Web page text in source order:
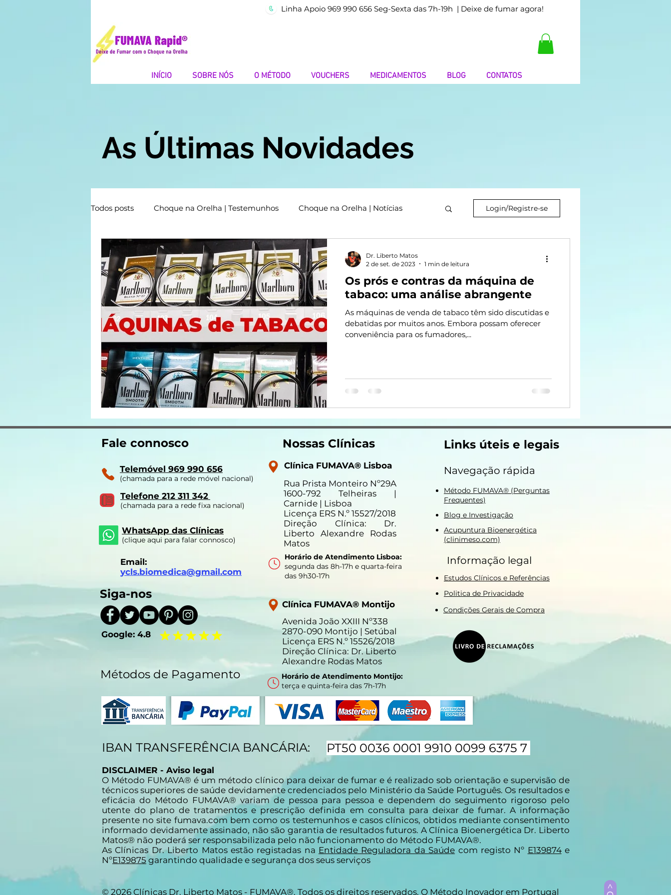
| Deixe de fumar agora!
Linha Apoio 969 990 656 Seg-Sexta das 7h-19h
INÍCIO SOBRE NÓS O MÉTODO VOUCHERS MEDICAMENTOS BLOG CONTATOS
As Últimas Novidades
Todos posts Choque na Orelha | Testemunhos Choque na Orelha | Notícias Login/Registre-se
Os prós e contras da máquina de
tabaco: uma análise abrangente
As máquinas de venda de tabaco têm sido discutidas e
debatidas por muitos anos. Embora possam oferecer
conveniência para os fumadores,...
Dr. Liberto Matos
2 de set. de 2023
1 min de leitura
Fale connosco
Telemóvel 969 990 656
(chamada para a rede móvel nacional)
Telefone 212 311 342
(chamada para a rede fixa nacional)
WhatsApp das Clínicas
(clique aqui para falar connosco)
Email:
ycls.biomedica@gmail.com
Siga-nos
Clínica FUMAVA® Lisboa
Rua Prista Monteiro Nº29A
1600-792 Telheiras |
Carnide | Lisboa
Licença ERS N.º 15527/2018
Direção Clínica: Dr.
Liberto Alexandre Rodas
Matos
Horário de Atendimento Lisboa:
segunda das 8h-17h e quarta-feira
das 9h30-17h
Clínica FUMAVA® Montijo
Avenida João XXIII Nº338
2870-090 Montijo | Setúbal
Licença ERS N.º 15526/2018
Direção Clínica: Dr. Liberto
Alexandre Rodas Matos
Horário de Atendimento Montijo:
terça e quinta-feira das 7h-17h
Google: 4.8
Nossas Clínicas
Métodos de Pagamento
Links úteis e legais
Navegação rápida
Método FUMAVA® (Perguntas
Frequentes)
Blog e Investigação
Acupuntura Bioenergética
(clinimeso.com)
Informação legal
Estudos Clínicos e Referências
Politica de Privacidade
Condições Gerais de Compra
IBAN TRANSFERÊNCIA BANCÁRIA: PT50 0036 0001 9910 0099 6375 7
DISCLAIMER - Aviso legal
O Método FUMAVA® é um método clínico para deixar de fumar e é realizado sob orientação e supervisão de
técnicos superiores de saúde devidamente credenciados pelo Ministério da Saúde Português. Os resultados e
eficácia do Método FUMAVA® variam de pessoa para pessoa e dependem do seguimento rigoroso pelo
utente do plano de tratamentos e prescrição definida em consulta para deixar de fumar. A informação
presente no site fumava.com bem como os testemunhos e casos clínicos, obtidos mediante consentimento
informado devidamente assinado, não são garantia de resultados futuros. A Clínica Bioenergética Dr. Liberto
Matos® não poderá ser responsabilizada pelo não funcionamento do Método FUMAVA®.
As Clínicas Dr. Liberto Matos estão registadas na Entidade Reguladora da Saúde com registo Nº E139874e
NºE139875 garantindo qualidade e segurança dos seus serviços
© 2026 Clínicas Dr. Liberto Matos - FUMAVA®. Todos os direitos reservados. O Método Inovador em Portugal